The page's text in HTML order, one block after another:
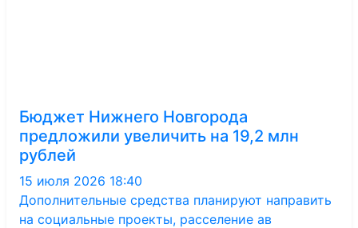
Бюджет Нижнего Новгорода
предложили увеличить на 19,2 млн
рублей
15 июля 2026 18:40
Дополнительные средства планируют направить
на социальные проекты, расселение ав